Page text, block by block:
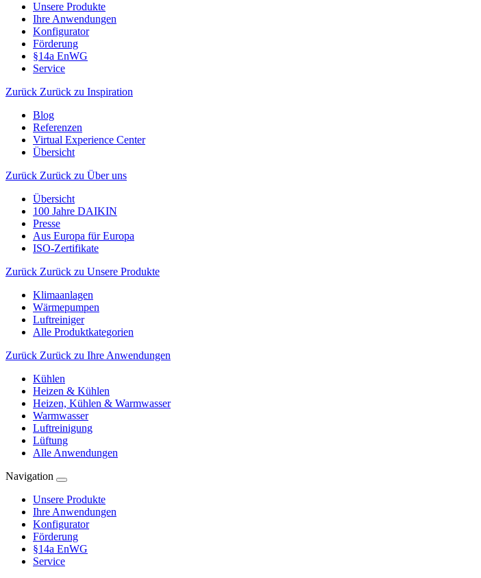
Unsere Produkte
Ihre Anwendungen
Konfigurator
Förderung
§14a EnWG
Service
Zurück Zurück zu Inspiration
Blog
Referenzen
Virtual Experience Center
Übersicht
Zurück Zurück zu Über uns
Übersicht
100 Jahre DAIKIN
Presse
Aus Europa für Europa
ISO-Zertifikate
Zurück Zurück zu Unsere Produkte
Klimaanlagen
Wärmepumpen
Luftreiniger
Alle Produktkategorien
Zurück Zurück zu Ihre Anwendungen
Kühlen
Heizen & Kühlen
Heizen, Kühlen & Warmwasser
Warmwasser
Luftreinigung
Lüftung
Alle Anwendungen
Navigation
Unsere Produkte
Ihre Anwendungen
Konfigurator
Förderung
§14a EnWG
Service